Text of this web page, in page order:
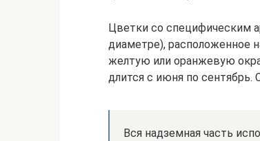
Цветки со специфическим
диаметре), расположенное
желтую или оранжевую
длится с июня по
Вся надземная часть